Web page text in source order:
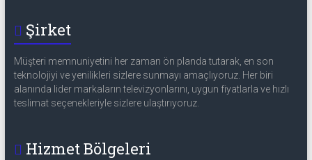
Şirket
Müşteri memnuniyetini her zaman ön planda tutarak, en son
teknolojiyi ve yenilikleri sizlere sunmayı amaçlıyoruz. Her biri
alanında lider markaların televizyonlarını, uygun fiyatlarla ve hızlı
teslimat seçenekleriyle sizlere ulaştırıyoruz.
Hizmet Bölgeleri